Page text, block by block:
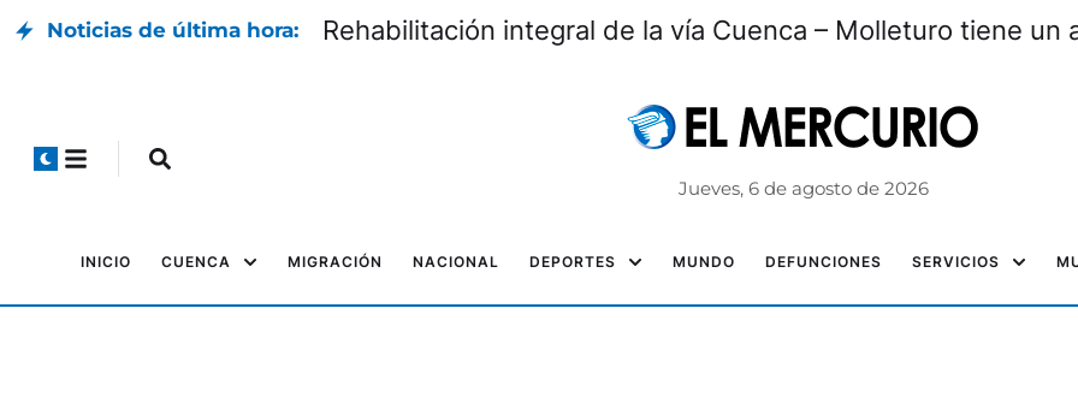
Noticias de última hora: Rehabilitación integral de la vía Cuenca – Molleturo tiene un
Jueves, 6 de agosto de 2026
INICIO CUENCA MIGRACIÓN NACIONAL DEPORTES MUNDO DEFUNCIONES SERVICIOS